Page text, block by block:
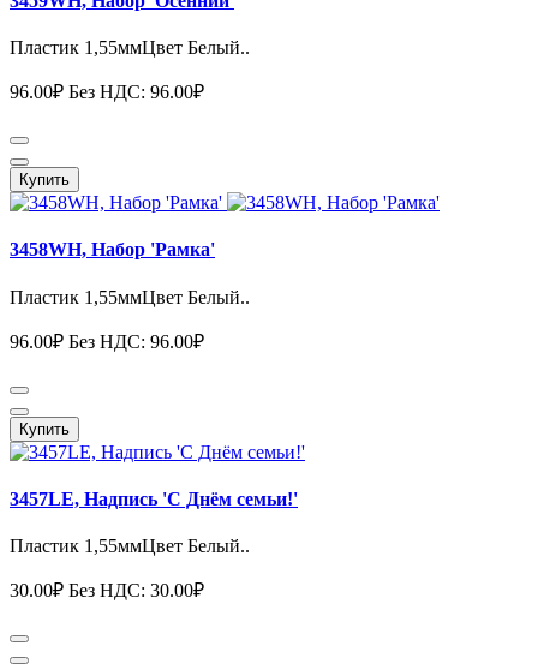
Пластик 1,55ммЦвет Белый..
96.00₽ Без НДС: 96.00₽
Купить
3458WH, Набор 'Рамка'
Пластик 1,55ммЦвет Белый..
96.00₽ Без НДС: 96.00₽
Купить
3457LE, Надпись 'С Днём семьи!'
Пластик 1,55ммЦвет Белый..
30.00₽ Без НДС: 30.00₽